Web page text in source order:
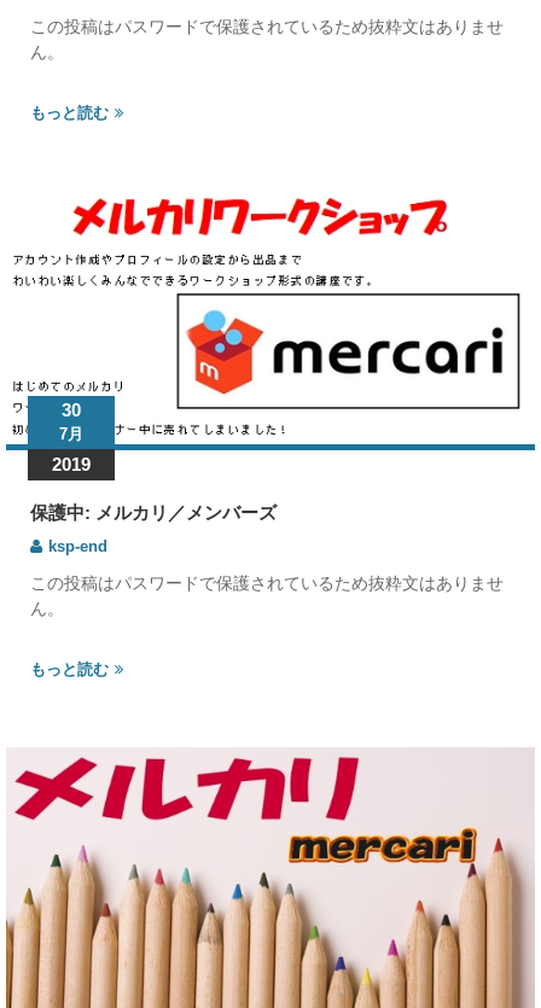
この投稿はパスワードで保護されているため抜粋文はありませ
ん。
もっと読む
30
7月
2019
保護中: メルカリ／メンバーズ
ksp-end
この投稿はパスワードで保護されているため抜粋文はありませ
ん。
もっと読む